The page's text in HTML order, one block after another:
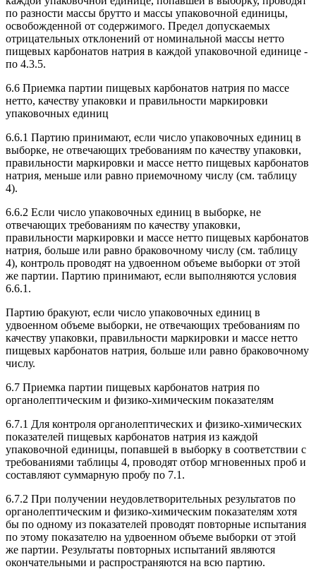
по разности массы брутто и массы упаковочной единицы,
освобожденной от содержимого. Предел допускаемых
отрицательных отклонений от номинальной массы нетто
пищевых карбонатов натрия в каждой упаковочной единице -
по 4.3.5.
6.6 Приемка партии пищевых карбонатов натрия по массе
нетто, качеству упаковки и правильности маркировки
упаковочных единиц
6.6.1 Партию принимают, если число упаковочных единиц в
выборке, не отвечающих требованиям по качеству упаковки,
правильности маркировки и массе нетто пищевых карбонатов
натрия, меньше или равно приемочному числу (см. таблицу
4).
6.6.2 Если число упаковочных единиц в выборке, не
отвечающих требованиям по качеству упаковки,
правильности маркировки и массе нетто пищевых карбонатов
натрия, больше или равно браковочному числу (см. таблицу
4), контроль проводят на удвоенном объеме выборки от этой
же партии. Партию принимают, если выполняются условия
6.6.1.
Партию бракуют, если число упаковочных единиц в
удвоенном объеме выборки, не отвечающих требованиям по
качеству упаковки, правильности маркировки и массе нетто
пищевых карбонатов натрия, больше или равно браковочному
числу.
6.7 Приемка партии пищевых карбонатов натрия по
органолептическим и физико-химическим показателям
6.7.1 Для контроля органолептических и физико-химических
показателей пищевых карбонатов натрия из каждой
упаковочной единицы, попавшей в выборку в соответствии с
требованиями таблицы 4, проводят отбор мгновенных проб и
составляют суммарную пробу по 7.1.
6.7.2 При получении неудовлетворительных результатов по
органолептическим и физико-химическим показателям хотя
бы по одному из показателей проводят повторные испытания
по этому показателю на удвоенном объеме выборки от этой
же партии. Результаты повторных испытаний являются
окончательными и распространяются на всю партию.